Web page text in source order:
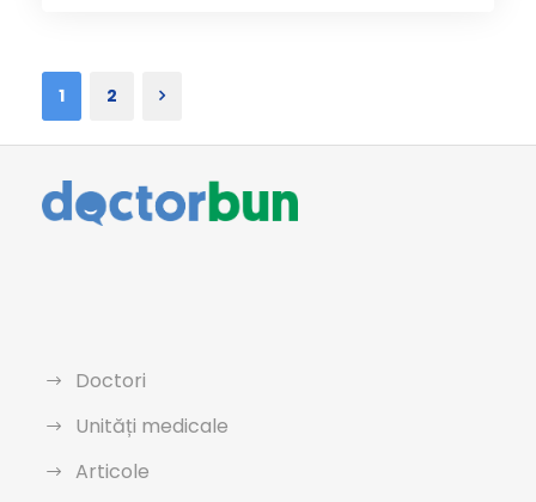
1 2
Doctori
Unități medicale
Articole